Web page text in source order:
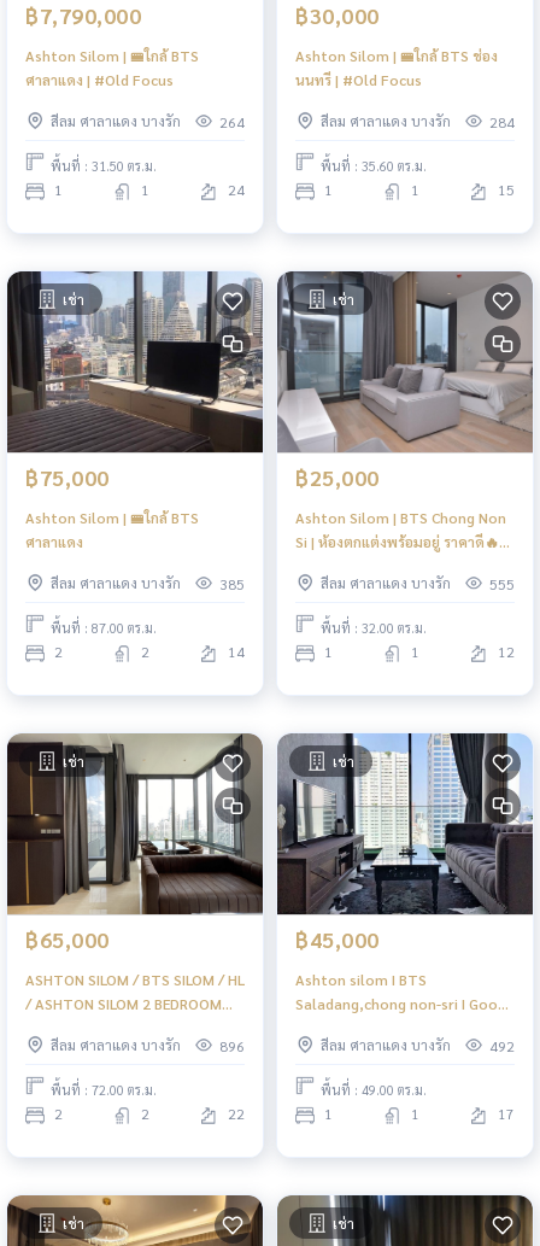
฿7,790,000
Ashton Silom | 🚝ใกล้ BTS
ศาลาแดง | #Old Focus
สีลม ศาลาแดง บางรัก 264
พื้นที่ : 31.50 ตร.ม.
1 1 24
฿30,000
Ashton Silom | 🚝ใกล้ BTS ช่อง
นนทรี | #Old Focus
สีลม ศาลาแดง บางรัก 284
พื้นที่ : 35.60 ตร.ม.
1 1 15
เช่า
฿75,000
Ashton Silom | 🚝ใกล้ BTS
ศาลาแดง
สีลม ศาลาแดง บางรัก 385
พื้นที่ : 87.00 ตร.ม.
2 2 14
เช่า
฿25,000
Ashton Silom | BTS Chong Non
Si | ห้องตกแต่งพร้อมอยู่ ราคาดี🔥
สีลม ศาลาแดง บางรัก
555
พื้นที่ : 32.00 ตร.ม.
1 1 12
เช่า
฿65,000
ASHTON SILOM / BTS SILOM / HL
/ ASHTON SILOM 2 BEDROOM
สีลม ศาลาแดง บางรัก
896
พื้นที่ : 72.00 ตร.ม.
2 2 22
เช่า
฿45,000
Ashton silom I BTS
Saladang,chong non-sri I Good
สีลม ศาลาแดง บางรัก
492
พื้นที่ : 49.00 ตร.ม.
1 1 17
เช่า เช่า